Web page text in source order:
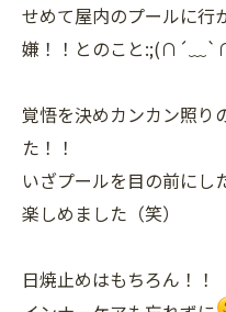
せめて屋内のプールに行
嫌！！とのこと
覚悟を決めカンカン照り
た！！
いざプールを目の前にし
楽しめました（笑）
日焼止めはもちろん！！